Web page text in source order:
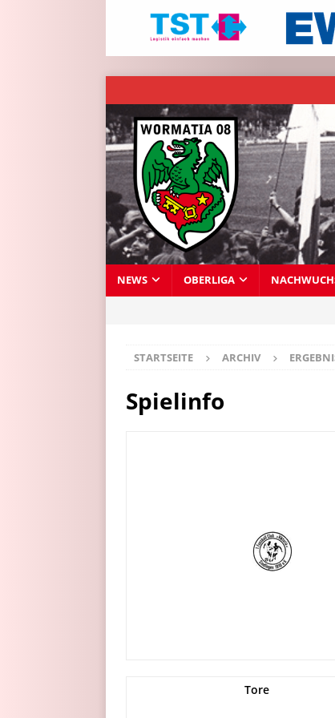
NEWS OBERLIGA
STARTSEITE ARCHIV
Spielinfo
Tore